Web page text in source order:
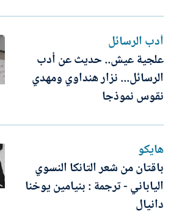
أدب الرسائل
علجية عيش.. حديث عن أدب
الرسائل... نزار هنداوي ومهدي
نقوس نموذجا
هايكو
باقتان من شعر التانكا النسوي
الياباني - ترجمة : بنيامين يوخنا
دانيال